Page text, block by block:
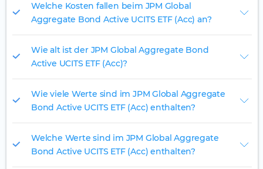
Welche Kosten fallen beim JPM Global
Aggregate Bond Active UCITS ETF (Acc) an?
Wie alt ist der JPM Global Aggregate Bond
Active UCITS ETF (Acc)?
Wie viele Werte sind im JPM Global Aggregate
Bond Active UCITS ETF (Acc) enthalten?
Welche Werte sind im JPM Global Aggregate
Bond Active UCITS ETF (Acc) enthalten?